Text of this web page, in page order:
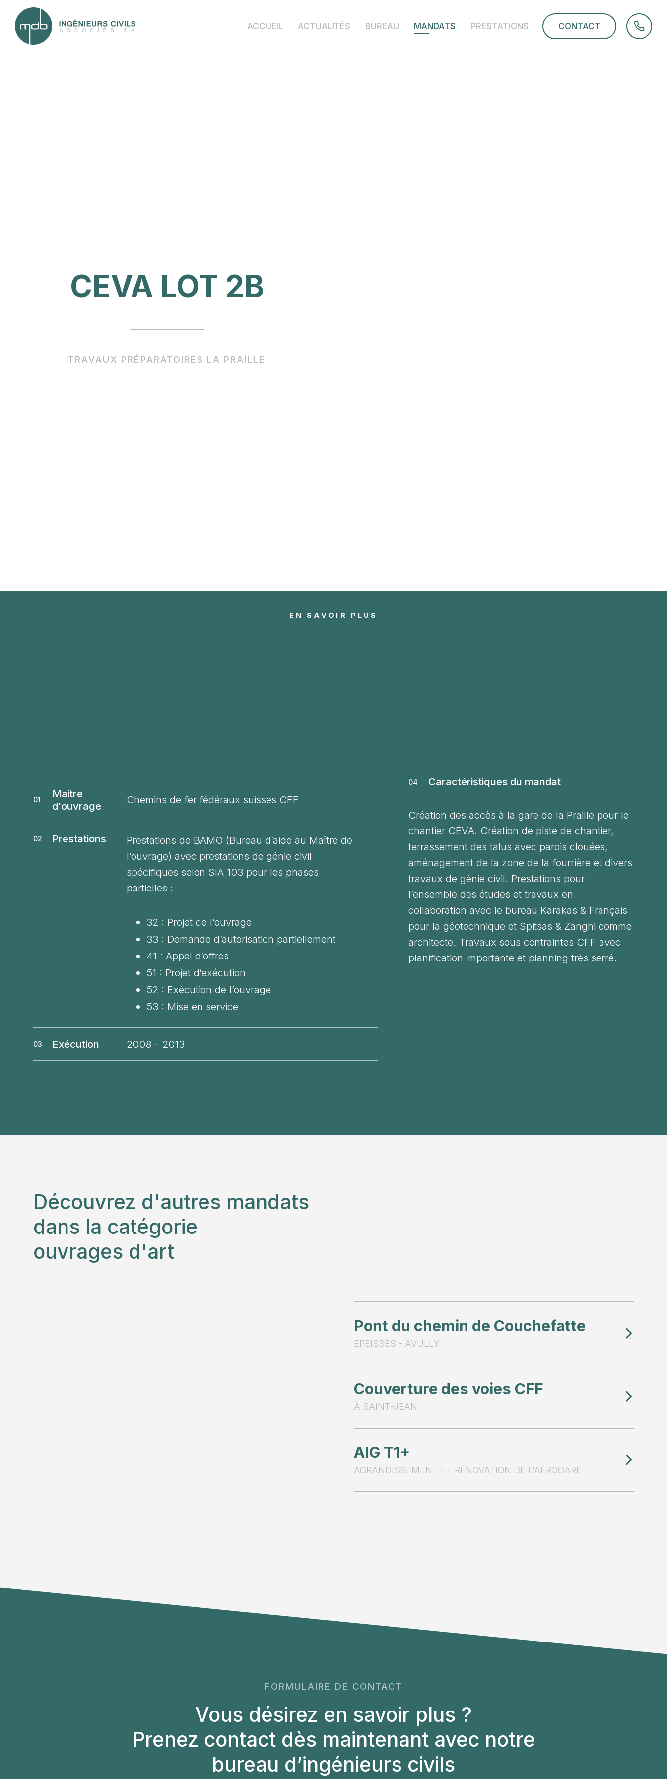
ACCUEIL ACTUALITÉS BUREAU MANDATS PRESTATIONS CONTACT
CEVA LOT 2B
TRAVAUX PRÉPARATOIRES LA PRAILLE
EN SAVOIR PLUS
01
Maitre
d'ouvrage
Chemins de fer fédéraux suisses CFF
02 Prestations
Prestations de BAMO (Bureau d’aide au Maître de
l’ouvrage) avec prestations de génie civil
spécifiques selon SIA 103 pour les phases
partielles :
32 : Projet de l’ouvrage
33 : Demande d’autorisation partiellement
41 : Appel d’offres
51 : Projet d’exécution
52 : Exécution de l’ouvrage
53 : Mise en service
03 Exécution 2008 - 2013
04 Caractéristiques du mandat
Création des accès à la gare de la Praille pour le
chantier CEVA. Création de piste de chantier,
terrassement des talus avec parois clouées,
aménagement de la zone de la fourrière et divers
travaux de génie civil. Prestations pour
l’ensemble des études et travaux en
collaboration avec le bureau Karakas & Français
pour la géotechnique et Spitsas & Zanghi comme
architecte. Travaux sous contraintes CFF avec
planification importante et planning très serré.
Découvrez d'autres mandats
dans la catégorie
ouvrages d'art
Pont du chemin de Couchefatte
EPEISSES - AVULLY
Couverture des voies CFF
À SAINT-JEAN
AIG T1+
AGRANDISSEMENT ET RÉNOVATION DE L'AÉROGARE
FORMULAIRE DE CONTACT
Vous désirez en savoir plus ?
Prenez contact dès maintenant avec notre
bureau d’ingénieurs civils